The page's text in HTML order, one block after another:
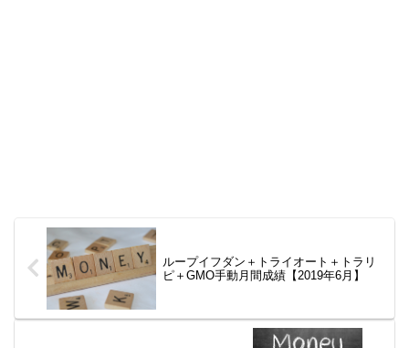
ループイフダン＋トライオート＋トラリ
ピ＋GMO手動月間成績【2019年6月】